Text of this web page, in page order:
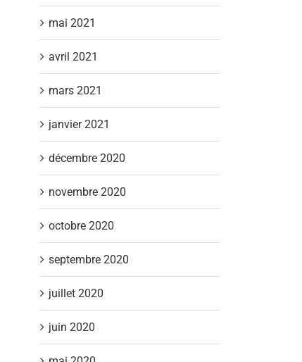
mai 2021
avril 2021
mars 2021
janvier 2021
décembre 2020
novembre 2020
octobre 2020
septembre 2020
juillet 2020
juin 2020